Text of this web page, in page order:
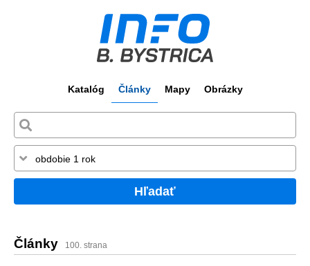
Katalóg Články Mapy Obrázky
Hľadať
Články 100. strana